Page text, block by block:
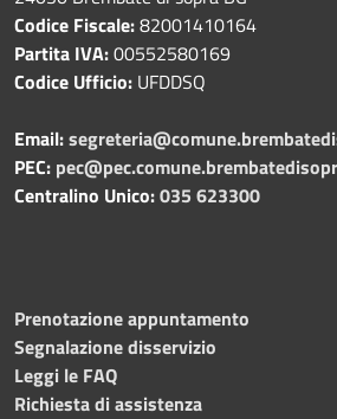
Codice Fiscale:82001410164
Partita IVA:00552580169
Codice Ufficio: UFDDSQ
Email:
PEC:
Centralino Unico:035 623300
Prenotazione appuntamento
Segnalazione disservizio
Leggi le FAQ
Richiesta di assistenza